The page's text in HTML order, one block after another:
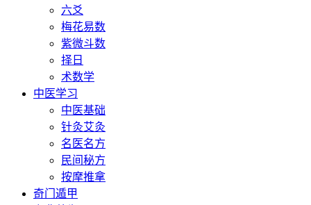
六爻
梅花易数
紫微斗数
择日
术数学
中医学习
中医基础
针灸艾灸
名医名方
民间秘方
按摩推拿
奇门遁甲